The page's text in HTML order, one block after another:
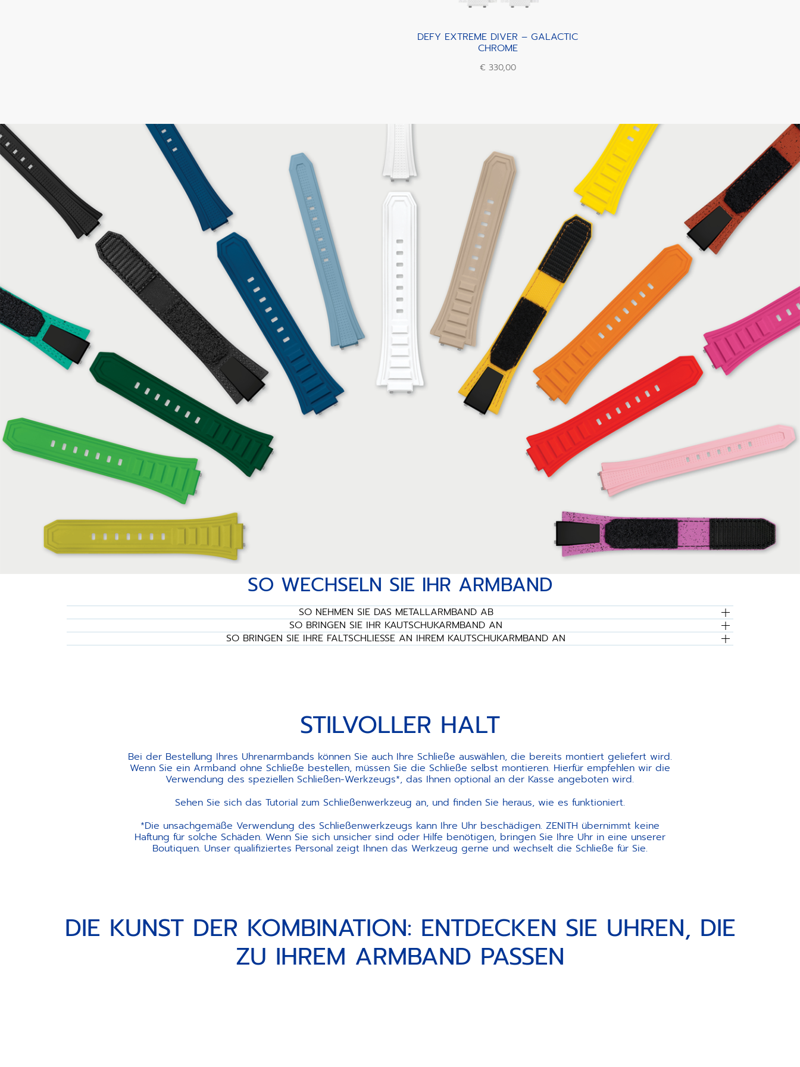
DEFY EXTREME DIVER – GALACTIC
CHROME
€ 330,00
SO WECHSELN SIE IHR ARMBAND
SO NEHMEN SIE DAS METALLARMBAND AB
SO BRINGEN SIE IHR KAUTSCHUKARMBAND AN
SO BRINGEN SIE IHRE FALTSCHLIESSE AN IHREM KAUTSCHUKARMBAND AN
STILVOLLER HALT
Bei der Bestellung Ihres Uhrenarmbands können Sie auch Ihre Schließe auswählen, die bereits montiert geliefert wird.
Wenn Sie ein Armband ohne Schließe bestellen, müssen Sie die Schließe selbst montieren. Hierfür empfehlen wir die
Verwendung des speziellen Schließen-Werkzeugs*, das Ihnen optional an der Kasse angeboten wird.
Sehen Sie sich das Tutorial zum Schließenwerkzeug an, und finden Sie heraus, wie es funktioniert.
*Die unsachgemäße Verwendung des Schließenwerkzeugs kann Ihre Uhr beschädigen. ZENITH übernimmt keine
Haftung für solche Schäden. Wenn Sie sich unsicher sind oder Hilfe benötigen, bringen Sie Ihre Uhr in eine unserer
Boutiquen. Unser qualifiziertes Personal zeigt Ihnen das Werkzeug gerne und wechselt die Schließe für Sie.
DIE KUNST DER KOMBINATION: ENTDECKEN SIE UHREN, DIE
ZU IHREM ARMBAND PASSEN